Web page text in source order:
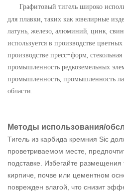
Графитовый тигель широко
для плавки, таких как ювелирные
латунь, железо, алюминий, цинк,
используется в производстве
производстве пресс-форм,
промышленность редкоземельных
промышленность, промышленность
области.
Методы использования/
Тигель из карбида кремния Sic
проветриваемом месте,
подставке. Избегайте размещения
кирпиче, почве или цементном
поврежден влагой, что снизит